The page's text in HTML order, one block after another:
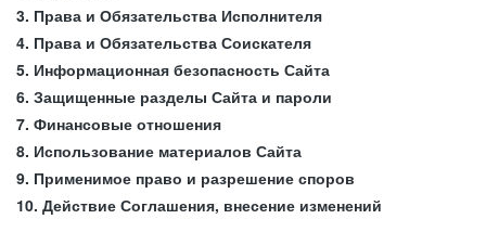
3. Права и Обязательства Исполнителя
4. Права и Обязательства Соискателя
5. Информационная безопасность Сайта
6. Защищенные разделы Сайта и пароли
7. Финансовые отношения
8. Использование материалов Сайта
9. Применимое право и разрешение споров
10. Действие Соглашения, внесение изменений